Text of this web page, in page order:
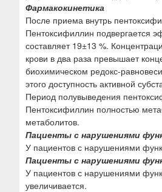
Фармакокинетика
После приема внутрь
Пентоксифиллин подвергается
составляет 19±13 %.
крови в два раза превышает
биохимическом редокс-
этого доступность активной
Период полувыведения
Пентоксифиллин полностью
метаболитов.
Пациенты с нарушениями
У пациентов с нарушениями
Пациенты с нарушениями
У пациентов с нарушениями
увеличивается.